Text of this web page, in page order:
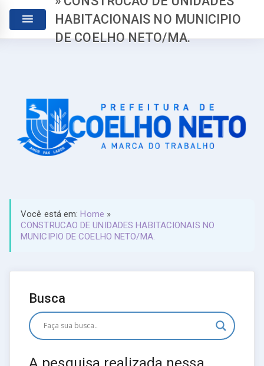
HABITACIONAIS NO MUNICIPIO
DE COELHO NETO/MA.
Você está em:Home »
CONSTRUCAO DE UNIDADES HABITACIONAIS NO
MUNICIPIO DE COELHO NETO/MA.
Busca